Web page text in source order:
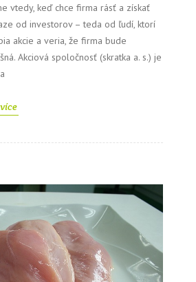
vtedy, keď chce firma rásť a získať
od investorov – teda od ľudí, ktorí
akcie a veria, že firma bude
Akciová spoločnosť (skratka a. s.) je